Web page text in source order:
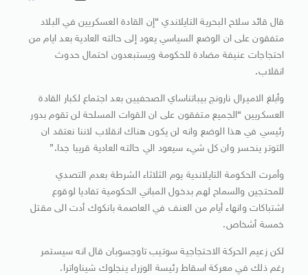
قال قائد سلاح البحرية التايلاندي “إن القادة العسكريين في البلاد
متفقون على ان الوضع السياسي يعود إلى حالته العادية بعد ايام من
احتجاجات عنيفة مضادة للحكومة ويستبعدون احتمال حدوث
انقلاب.
وأبلغ الاميرال نارونج بيباتناساي الصحفيين بعد اجتماع لكبار القادة
العسكريين “الجميع متفقون على ان القوات المسلحة لن تقوم بدور
رئيسي في هذا الوضع وانه لن يكون هناك انقلاب لاننا نعتقد ان
التوتر ينحسر وان كل شيء سيعود الي حالته العادية قريبا جدا.”
وأمرت الحكومة التايلاندية يوم الثلاثاء الشرطة بعدم التصدي
للمحتجين‭‭ ‬‬والسماح لهم بدخول المباني الحكومية تفاديا لوقوع
اشتباكات وانهاء أيام من العنف في العاصمة بانكوك أدت الى مقتل
خمسة أشخاص.
لكن زعيم الحركة الاحتجاجية سوتيب تاوجسوبان قال انه سيستمر
رغم ذلك في معركة اسقاط رئيسة الوزراء ينجلوك شيناواترا.